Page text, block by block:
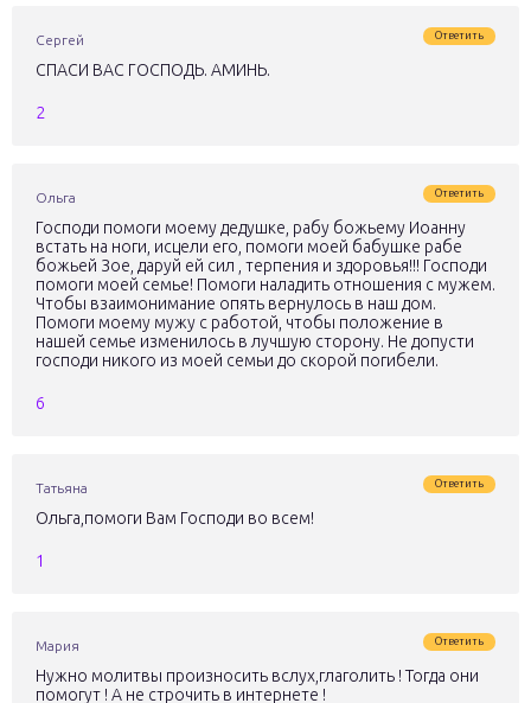
Сергей Ответить
СПАСИ ВАС ГОСПОДЬ. АМИНЬ.
2
Ольга Ответить
Господи помоги моему дедушке, рабу божьему Иоанну
встать на ноги, исцели его, помоги моей бабушке рабе
божьей Зое, даруй ей сил , терпения и здоровья!!! Господи
помоги моей семье! Помоги наладить отношения с мужем.
Чтобы взаимонимание опять вернулось в наш дом.
Помоги моему мужу с работой, чтобы положение в
нашей семье изменилось в лучшую сторону. Не допусти
господи никого из моей семьи до скорой погибели.
6
Татьяна Ответить
Ольга,помоги Вам Господи во всем!
1
Мария Ответить
Нужно молитвы произносить вслух,глаголить ! Тогда они
помогут ! А не строчить в интернете !